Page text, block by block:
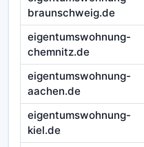
braunschweig.de
eigentumswohnung-
chemnitz.de
eigentumswohnung-
aachen.de
eigentumswohnung-
kiel.de